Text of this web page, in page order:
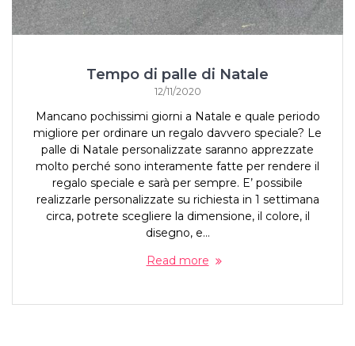
Tempo di palle di Natale
12/11/2020
Mancano pochissimi giorni a Natale e quale periodo
migliore per ordinare un regalo davvero speciale? Le
palle di Natale personalizzate saranno apprezzate
molto perché sono interamente fatte per rendere il
regalo speciale e sarà per sempre. E’ possibile
realizzarle personalizzate su richiesta in 1 settimana
circa, potrete scegliere la dimensione, il colore, il
disegno, e…
Read more